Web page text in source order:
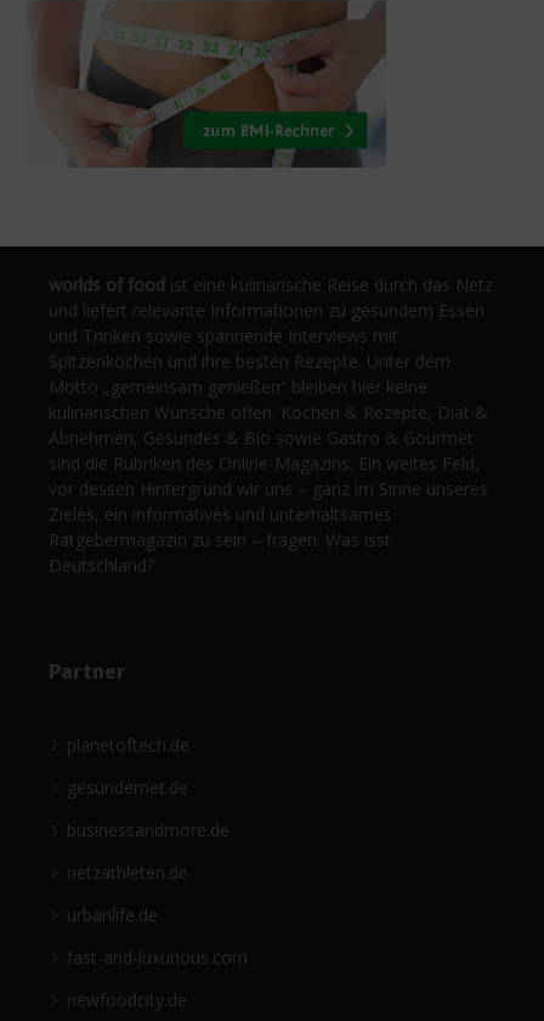
worlds of food ist eine kulinarische Reise durch das Netz
und liefert relevante Informationen zu gesundem Essen
und Trinken sowie spannende Interviews mit
Spitzenköchen und ihre besten Rezepte. Unter dem
Motto „gemeinsam genießen“ bleiben hier keine
kulinarischen Wünsche offen. Kochen & Rezepte, Diät &
Abnehmen, Gesundes & Bio sowie Gastro & Gourmet
sind die Rubriken des Online-Magazins. Ein weites Feld,
vor dessen Hintergrund wir uns – ganz im Sinne unseres
Zieles, ein informatives und unterhaltsames
Ratgebermagazin zu sein – fragen: Was isst
Deutschland?
Partner
planetoftech.de
gesündernet.de
businessandmore.de
netzathleten.de
urbanlife.de
fast-and-luxurious.com
newfoodcity.de